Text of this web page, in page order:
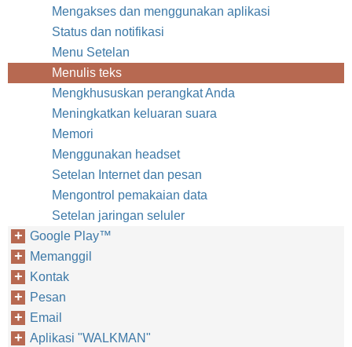
Mengakses dan menggunakan aplikasi
Status dan notifikasi
Menu Setelan
Menulis teks
Mengkhususkan perangkat Anda
Meningkatkan keluaran suara
Memori
Menggunakan headset
Setelan Internet dan pesan
Mengontrol pemakaian data
Setelan jaringan seluler
Google Play™‎
Memanggil
Kontak
Pesan
Email
Aplikasi "WALKMAN"